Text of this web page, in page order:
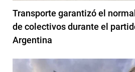
Transporte garantizó el
de colectivos durante el
Argentina